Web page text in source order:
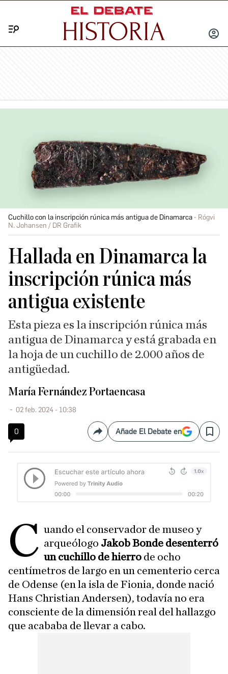
INICIAR
Cuchillo con la inscripción rúnica más antigua de Dinamarca
Rógvi
N. Johansen / DR Grafik
Hallada en Dinamarca la
inscripción rúnica más
antigua existente
Esta pieza es la inscripción rúnica más
antigua de Dinamarca y está grabada en
la hoja de un cuchillo de 2.000 años de
antigüedad.
María Fernández Portaencasa
02 feb. 2024 - 10:38
0 CompartirAñade El Debate en Save
C uando el conservador de museo y
arqueólogo Jakob Bonde desenterró
un cuchillo de hierro de ocho
centímetros de largo en un cementerio cerca
de Odense (en la isla de Fionia, donde nació
Hans Christian Andersen), todavía no era
consciente de la dimensión real del hallazgo
que acababa de llevar a cabo.